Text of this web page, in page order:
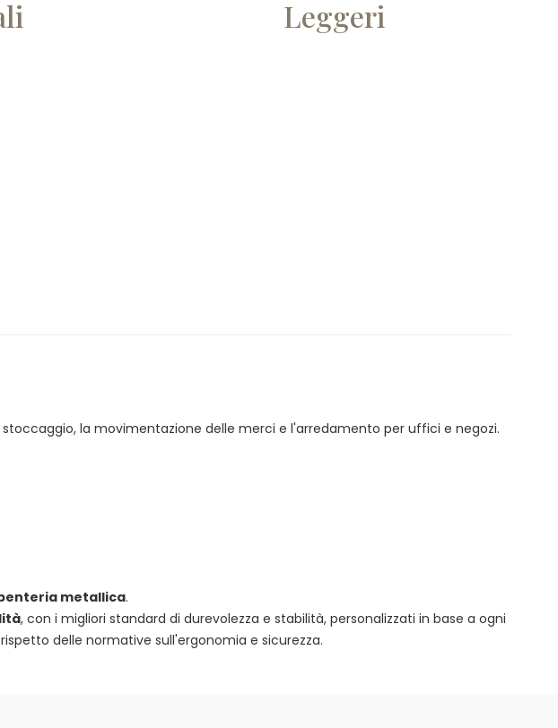
Leggeri
la movimentazione delle merci e l'arredamento per uffici e negozi.
metallica.
, con i migliori standard di durevolezza e stabilità, personalizzati in base a ogni
delle normative sull'ergonomia e sicurezza.